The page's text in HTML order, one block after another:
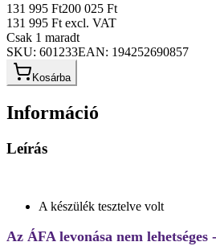
131 995 Ft200 025 Ft
131 995 Ft excl. VAT
Csak 1 maradt
SKU: 601233EAN: 194252690857
Kosárba
Információ
Leírás
A készülék tesztelve volt
Az ÁFA levonása nem